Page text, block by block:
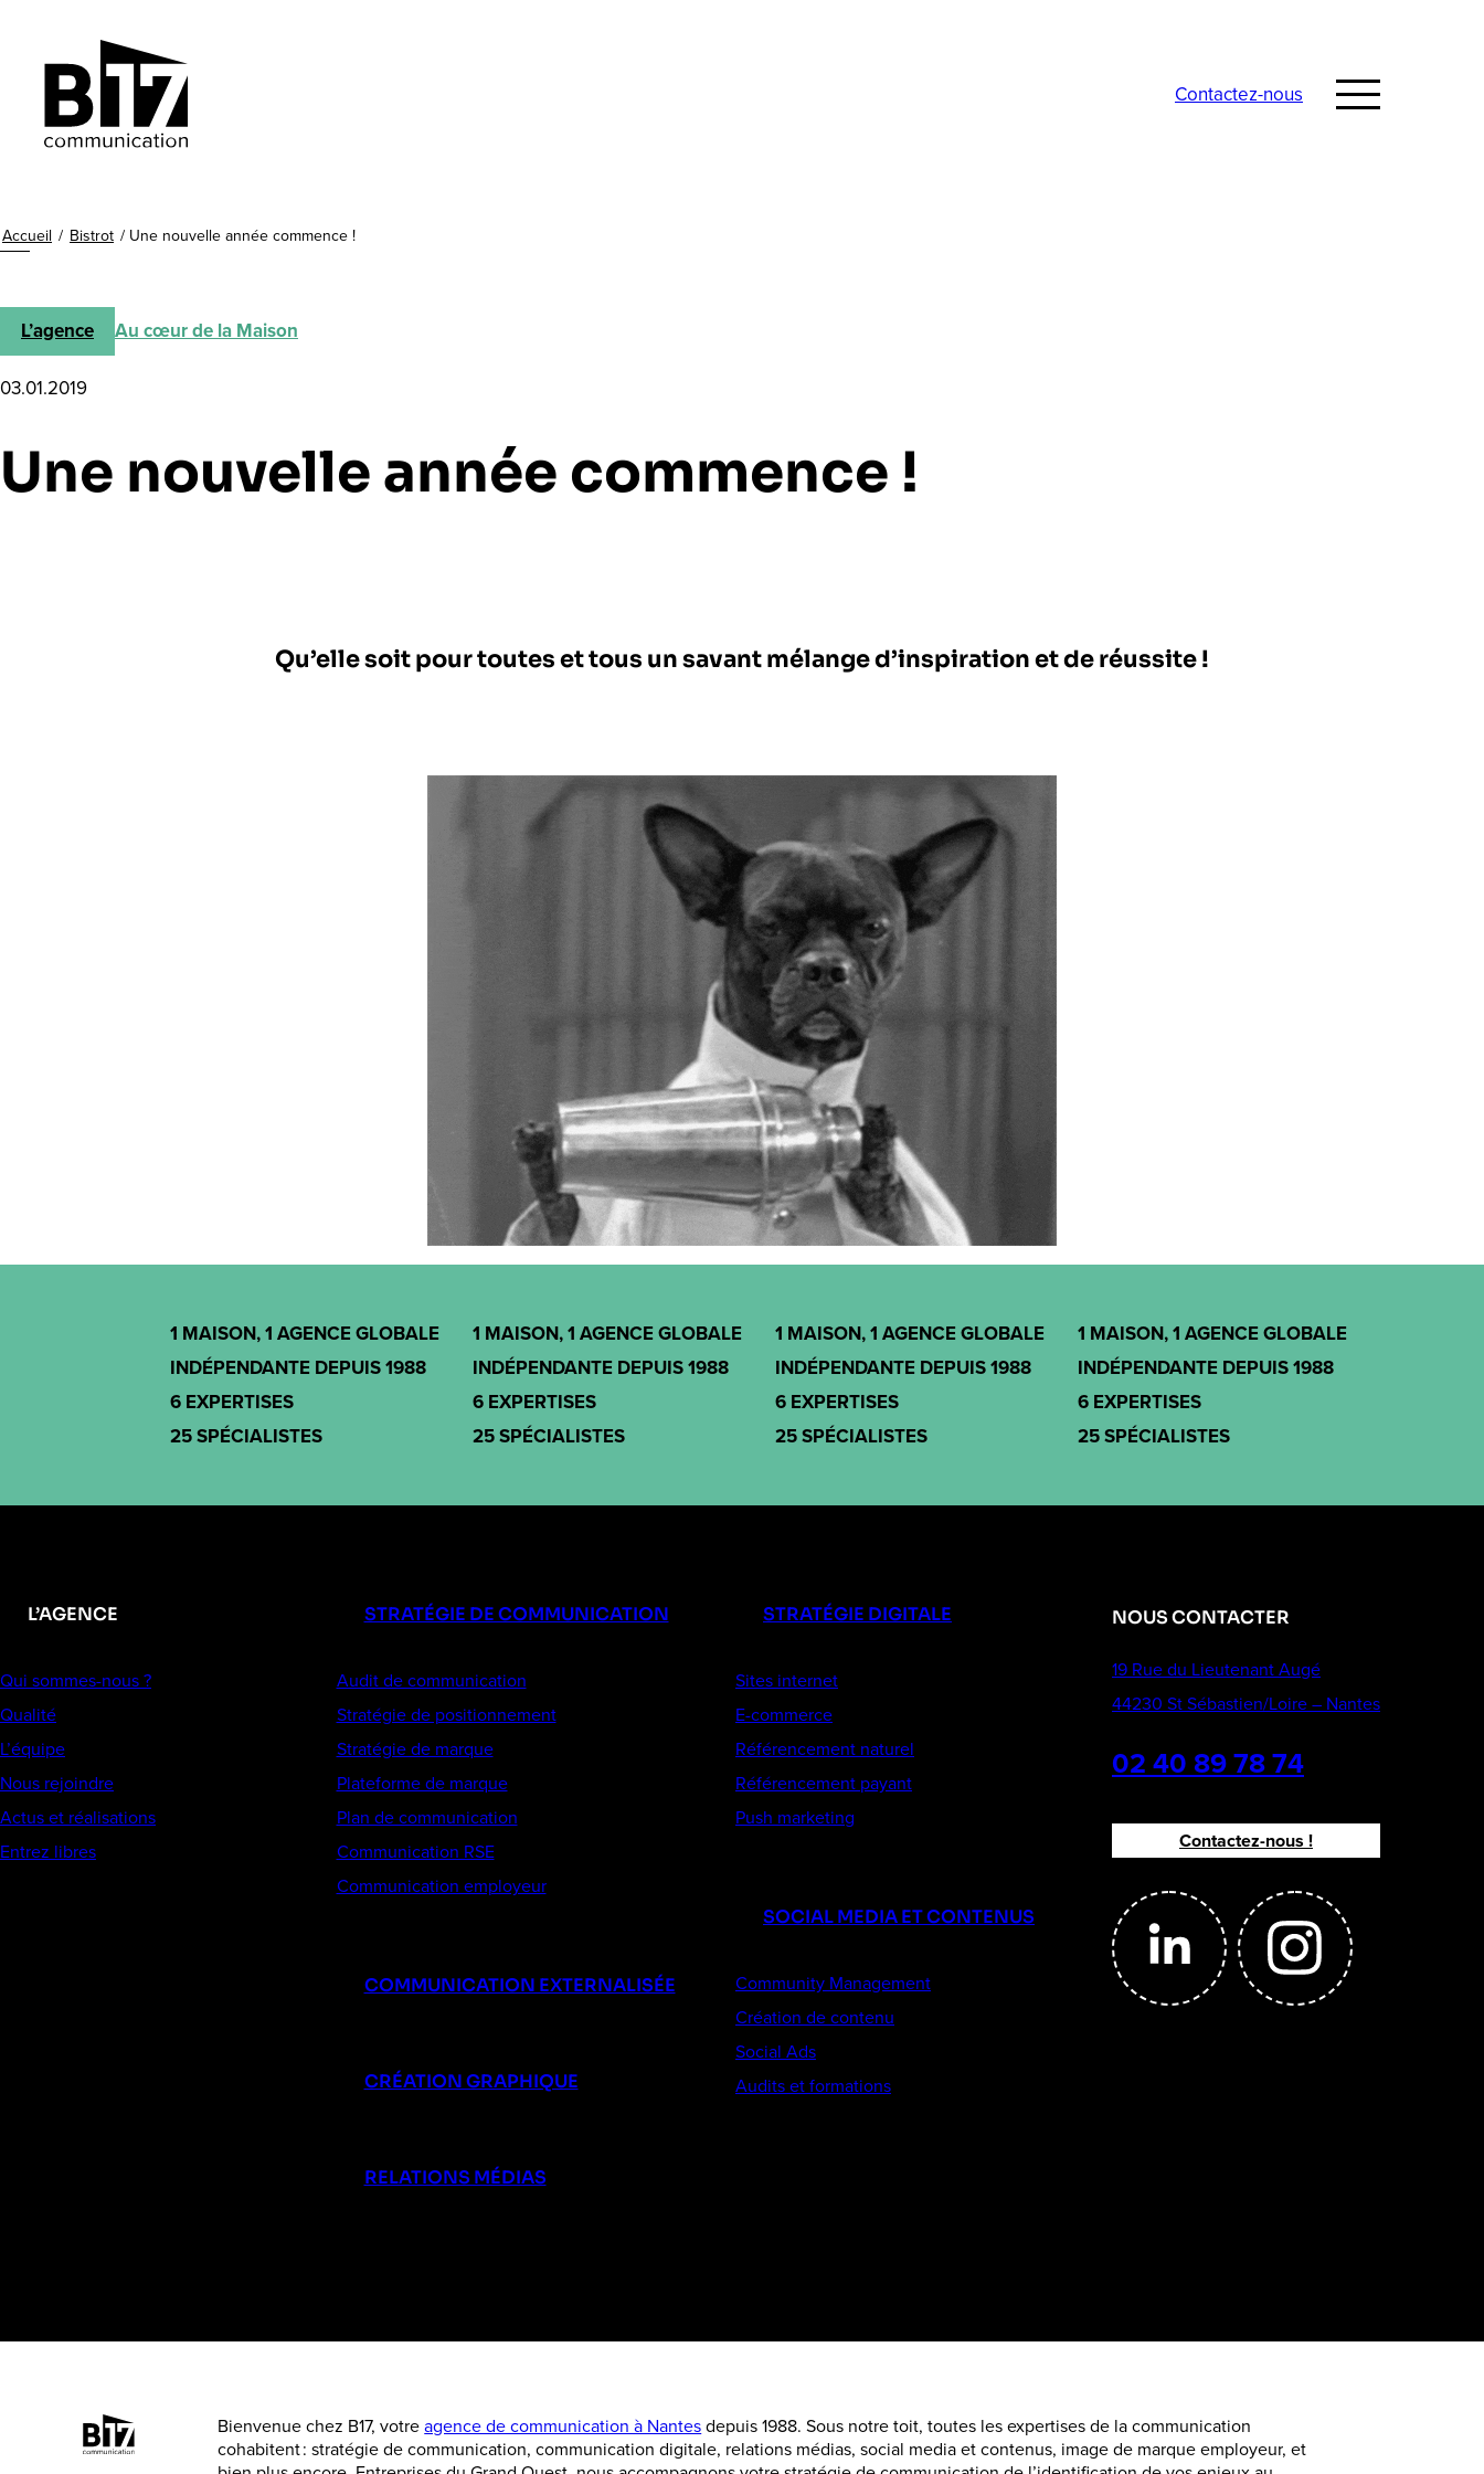
Contactez-nous
Accueil / Bistrot / Une nouvelle année commence !
L’agence Au cœur de la Maison
03.01.2019
Une nouvelle année commence !
Qu’elle soit pour toutes et tous un savant mélange d’inspiration et de réussite !
1 MAISON, 1 AGENCE GLOBALE
INDÉPENDANTE DEPUIS 1988
6 EXPERTISES
25 SPÉCIALISTES
1 MAISON, 1 AGENCE GLOBALE
INDÉPENDANTE DEPUIS 1988
6 EXPERTISES
25 SPÉCIALISTES
1 MAISON, 1 AGENCE GLOBALE
INDÉPENDANTE DEPUIS 1988
6 EXPERTISES
25 SPÉCIALISTES
1 MAISON, 1 AGENCE GLOBALE
INDÉPENDANTE DEPUIS 1988
6 EXPERTISES
25 SPÉCIALISTES
L’AGENCE
Qui sommes-nous ?
Qualité
L’équipe
Nous rejoindre
Actus et réalisations
Entrez libres
STRATÉGIE DE COMMUNICATION
Audit de communication
Stratégie de positionnement
Stratégie de marque
Plateforme de marque
Plan de communication
Communication RSE
Communication employeur
COMMUNICATION EXTERNALISÉE
CRÉATION GRAPHIQUE
RELATIONS MÉDIAS
STRATÉGIE DIGITALE
Sites internet
E-commerce
Référencement naturel
Référencement payant
Push marketing
SOCIAL MEDIA ET CONTENUS
Community Management
Création de contenu
Social Ads
Audits et formations
NOUS CONTACTER
19 Rue du Lieutenant Augé
44230 St Sébastien/Loire – Nantes
02 40 89 78 74
Contactez-nous !
Bienvenue chez B17, votreagence de communication à Nantesdepuis 1988. Sous notre toit, toutes les expertises de la communication
cohabitent : stratégie de communication, communication digitale, relations médias, social media et contenus, image de marque employeur, et